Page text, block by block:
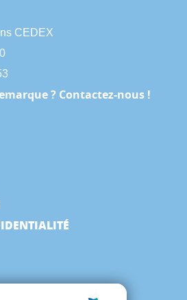
CEDEX
? Contactez-nous !